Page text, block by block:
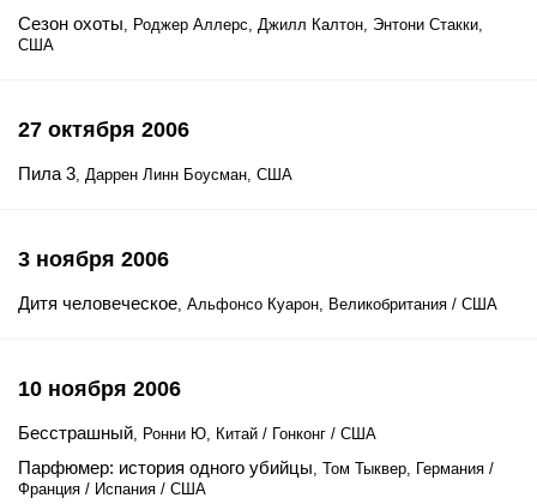
Сезон охоты, Роджер Аллерс, Джилл Калтон, Энтони Стакки,
США
27 октября 2006
Пила 3, Даррен Линн Боусман, США
3 ноября 2006
Дитя человеческое, Альфонсо Куарон, Великобритания / США
10 ноября 2006
Бесстрашный, Ронни Ю, Китай / Гонконг / США
Парфюмер: история одного убийцы, Том Тыквер, Германия /
Франция / Испания / США